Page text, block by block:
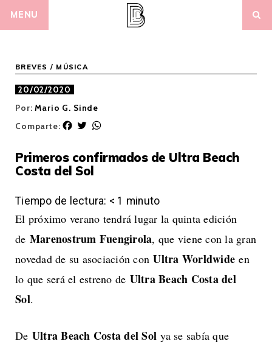
MENU
BREVES / MÚSICA
20/02/2020
Por:Mario G. Sinde
Comparte:
F
e
b
o
T
t
t
r
t
p
Primeros confirmados de Ultra Beach
Costa del Sol
Tiempo de lectura: < 1 minuto
El próximo verano tendrá lugar la quinta edición
de Marenostrum Fuengirola, que viene con la gran
novedad de su asociación conUltra Worldwide en
lo que será el estreno de Ultra Beach Costa del
Sol.
De Ultra Beach Costa del Sol ya se sabía que